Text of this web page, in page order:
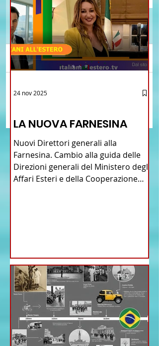
Il 2021 della Marina
paese
Commenti
Scrivi un commento...
LA NUOVA FARNESINA
Nuovi Direttori generali alla
Farnesina. Cambio alla guida delle
Direzioni generali del Ministero degli
Affari Esteri e della Cooperazione
24 nov 2025